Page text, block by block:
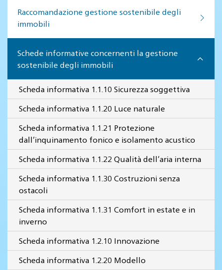
Raccomandazione gestione so­ste­ni­bi­le de­gli
im­mo­bi­li
Schede informative concernenti la gestione
sostenibile degli immobili
Scheda informativa 1.1.10 Sicurezza soggettiva
Scheda informativa 1.1.20 Luce naturale
Scheda informativa 1.1.21 Protezione
dall’inquinamento fonico e isolamento acustico
Scheda informativa 1.1.22 Qualità dell’aria interna
Scheda informativa 1.1.30 Costruzioni senza
ostacoli
Scheda informativa 1.1.31 Comfort in estate e in
inverno
Scheda informativa 1.2.10 Innovazione
Scheda informativa 1.2.20 Modello